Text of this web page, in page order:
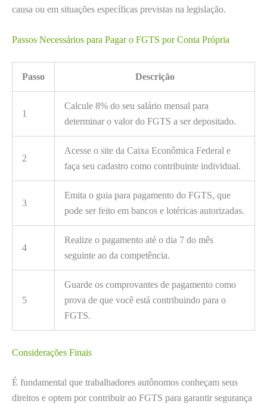
causa ou em situações específicas previstas na legislação.
Passos Necessários para Pagar o FGTS por Conta Própria
Passo Descrição
1
Calcule 8% do seu salário mensal para
determinar o valor do FGTS a ser depositado.
2
Acesse o site da Caixa Econômica Federal e
faça seu cadastro como contribuinte individual.
3
Emita o guia para pagamento do FGTS, que
pode ser feito em bancos e lotéricas autorizadas.
4
Realize o pagamento até o dia 7 do mês
seguinte ao da competência.
5
Guarde os comprovantes de pagamento como
prova de que você está contribuindo para o
FGTS.
Considerações Finais
É fundamental que trabalhadores autônomos conheçam seus
direitos e optem por contribuir ao FGTS para garantir segurança